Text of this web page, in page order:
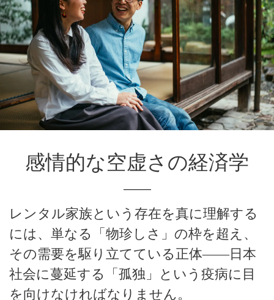
感情的な空虚さの経済学
レンタル家族という存在を真に理解する
には、単なる「物珍しさ」の枠を超え、
その需要を駆り立てている正体――日本
社会に蔓延する「孤独」という疫病に目
を向けなければなりません。